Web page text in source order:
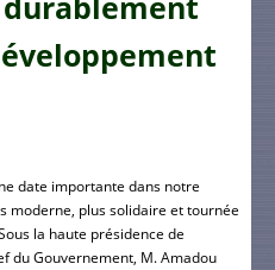
date importante dans notre
moderne, plus solidaire et tournée
la haute présidence de
du Gouvernement, M. Amadou